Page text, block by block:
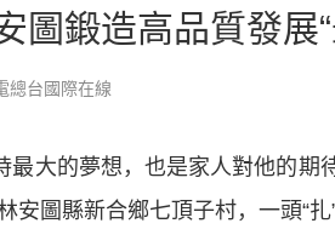
圖鍛造高品質發展
總台國際在線
大的夢想，也是家人對他的期
圖縣新合鄉七頂子村，一頭“扎